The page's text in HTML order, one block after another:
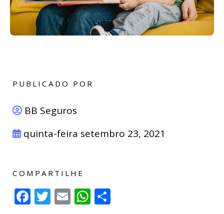
PUBLICADO POR
BB Seguros
quinta-feira setembro 23, 2021
COMPARTILHE
Facebook
Twitter
EmailWhatsApp